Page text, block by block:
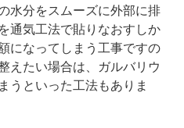
水分をスムーズに外部に排
通気工法で貼りなおすしか
になってしまう工事ですの
えたい場合は、ガルバリウ
うといった工法もありま